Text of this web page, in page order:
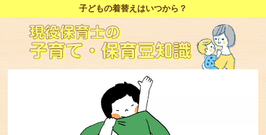
子どもの着替えはいつから？